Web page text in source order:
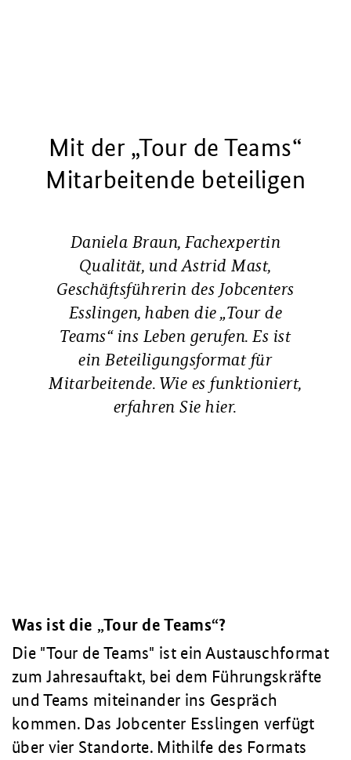
Mit der „Tour de Teams“
Mitarbeitende beteiligen
Daniela Braun, Fachexpertin
Qualität, und Astrid Mast,
Geschäftsführerin des Jobcenters
Esslingen, haben die „Tour de
Teams“ ins Leben gerufen. Es ist
ein Beteiligungsformat für
Mitarbeitende. Wie es funktioniert,
erfahren Sie hier.
Was ist die „Tour de Teams“?
Die "Tour de Teams" ist ein Austauschformat
zum Jahresauftakt, bei dem Führungskräfte
und Teams miteinander ins Gespräch
kommen. Das Jobcenter Esslingen verfügt
über vier Standorte. Mithilfe des Formats